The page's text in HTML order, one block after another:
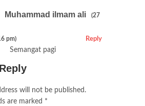
Muhammad ilmam ali (27
pm) Reply
Semangat pagi
will not be published.
are marked *